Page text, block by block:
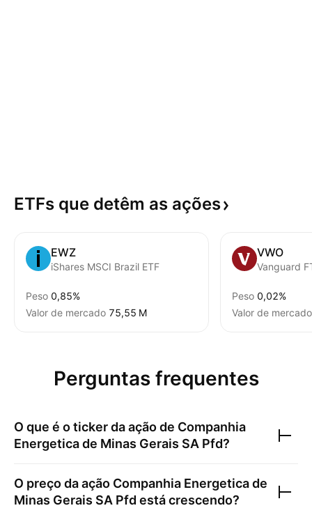
ETFs que detêm as ações
EWZ
iShares MSCI Brazil ETF
Peso 0,85%
Valor de mercado ‪75,55 M‬
VWO
Peso 0,02%
Valor de mercado
Perguntas frequentes
O que é o ticker da ação de Companhia
Energetica de Minas Gerais SA Pfd?
O preço da ação Companhia Energetica de
Minas Gerais SA Pfd está crescendo?